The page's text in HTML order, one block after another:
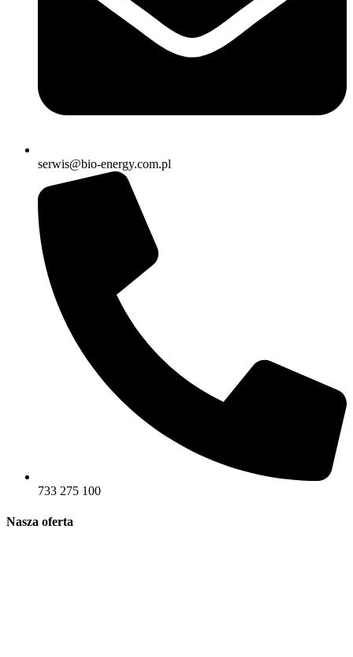
serwis@bio-energy.com.pl
733 275 100
Nasza oferta